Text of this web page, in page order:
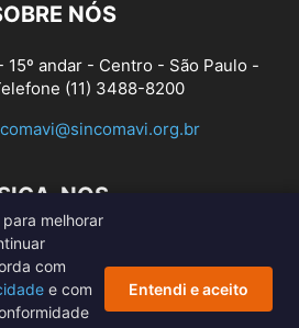
NÓS
15º andar - Centro - São Paulo -
(11) 3488-8200
NOS
melhorar
com
e com
Entendi e aceito